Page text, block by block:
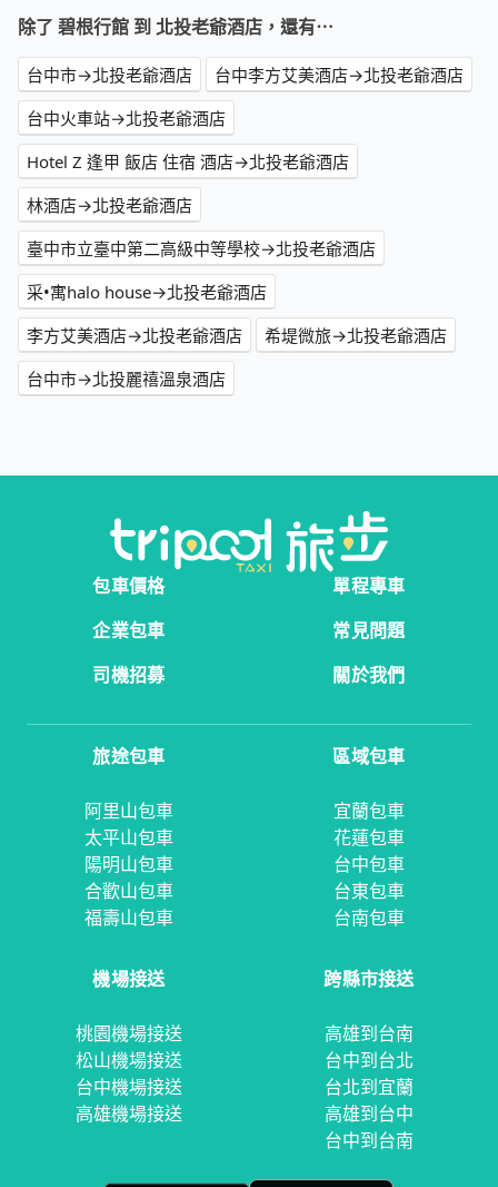
除了 碧根行館 到 北投老爺酒店，還有⋯
台中市→北投老爺酒店
台中李方艾美酒店→北投老爺酒店
台中火車站→北投老爺酒店
Hotel Z 逢甲 飯店 住宿 酒店→北投老爺酒店
林酒店→北投老爺酒店
臺中市立臺中第二高級中等學校→北投老爺酒店
采•寓halo house→北投老爺酒店
李方艾美酒店→北投老爺酒店
希堤微旅→北投老爺酒店
台中市→北投麗禧溫泉酒店
包車價格
單程專車
企業包車
常見問題
司機招募
關於我們
旅途包車
阿里山包車
太平山包車
陽明山包車
合歡山包車
福壽山包車
區域包車
宜蘭包車
花蓮包車
台中包車
台東包車
台南包車
機場接送
桃園機場接送
松山機場接送
台中機場接送
高雄機場接送
跨縣市接送
高雄到台南
台中到台北
台北到宜蘭
高雄到台中
台中到台南